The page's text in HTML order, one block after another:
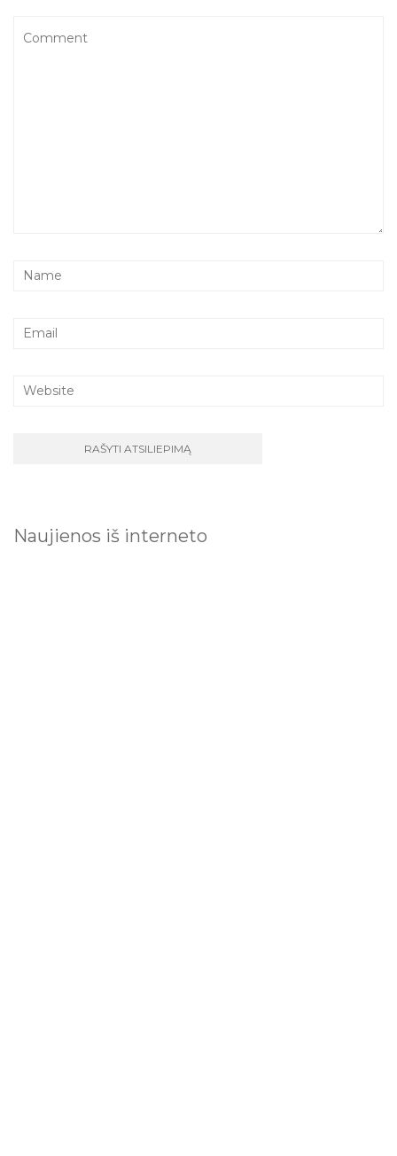
Naujienos iš interneto